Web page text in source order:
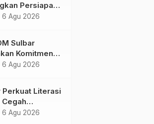
Persiapan
81 RI, Puncak
6 Agu 2026
Sulbar
Komitmen
Tugas
2026
6 Agu 2026
Perkuat Literasi
Love
6 Agu 2026